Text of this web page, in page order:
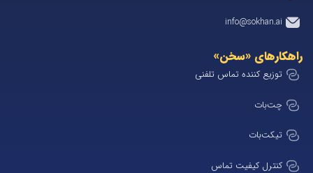
info@sokhan.ai
راهکارهای «سخن»
توزیع کننده تماس تلفنی
چت‌بات
تیکت‌بات
کنترل کیفیت تماس